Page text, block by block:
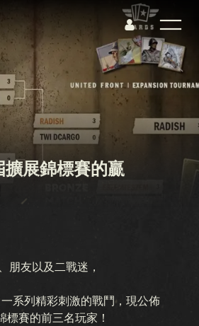
擴展錦標賽的贏
朋友以及二戰迷，
系列精彩刺激的戰鬥，現公佈
標賽的前三名玩家！